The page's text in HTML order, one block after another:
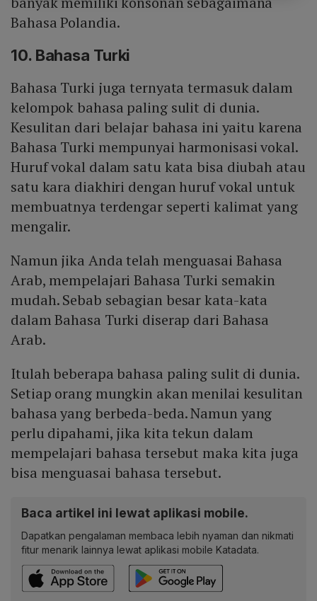
Bahasa Polandia.
10. Bahasa Turki
Bahasa Turki juga ternyata termasuk dalam
kelompok bahasa paling sulit di dunia.
Kesulitan dari belajar bahasa ini yaitu karena
Bahasa Turki mempunyai harmonisasi vokal.
Huruf vokal dalam satu kata bisa diubah atau
satu kara diakhiri dengan huruf vokal untuk
membuatnya terdengar seperti kalimat yang
mengalir.
Namun jika Anda telah menguasai Bahasa
Arab, mempelajari Bahasa Turki semakin
mudah. Sebab sebagian besar kata-kata
dalam Bahasa Turki diserap dari Bahasa
Arab.
Itulah beberapa bahasa paling sulit di dunia.
Setiap orang mungkin akan menilai kesulitan
bahasa yang berbeda-beda. Namun yang
perlu dipahami, jika kita tekun dalam
mempelajari bahasa tersebut maka kita juga
bisa menguasai bahasa tersebut.
Baca artikel ini lewat aplikasi mobile.
Dapatkan pengalaman membaca lebih nyaman dan nikmati
fitur menarik lainnya lewat aplikasi mobile Katadata.